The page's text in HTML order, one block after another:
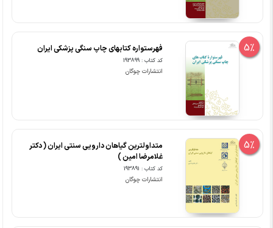
5% فهرستواره کتابهای چاپ سنگی پزشکی ایران
کد کتاب : 193899
انتشارات چوگان
5%
متداولترین گیاهان دارویی سنتی ایران ( دکتر
غلامرضا امین )
کد کتاب : 193891
انتشارات چوگان